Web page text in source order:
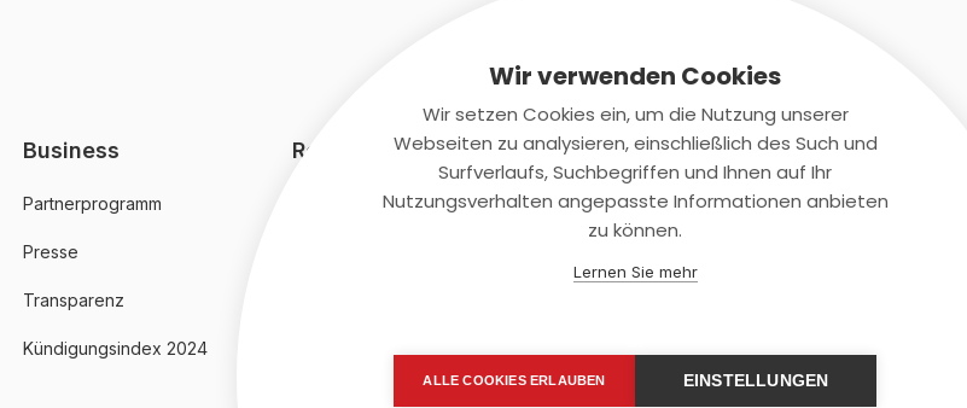
Business
Partnerprogramm
Presse
Transparenz
Kündigungsindex 2024
Rechtliches Kontaktiere uns
+(49)2131/708-4280
Wir verwenden Cookies
Wir setzen Cookies ein, um die Nutzung unserer
Webseiten zu analysieren, einschließlich des Such und
Surfverlaufs, Suchbegriffen und Ihnen auf Ihr
Nutzungsverhalten angepasste Informationen anbieten
zu können.
Lernen Sie mehr
ALLE COOKIES ERLAUBEN EINSTELLUNGEN